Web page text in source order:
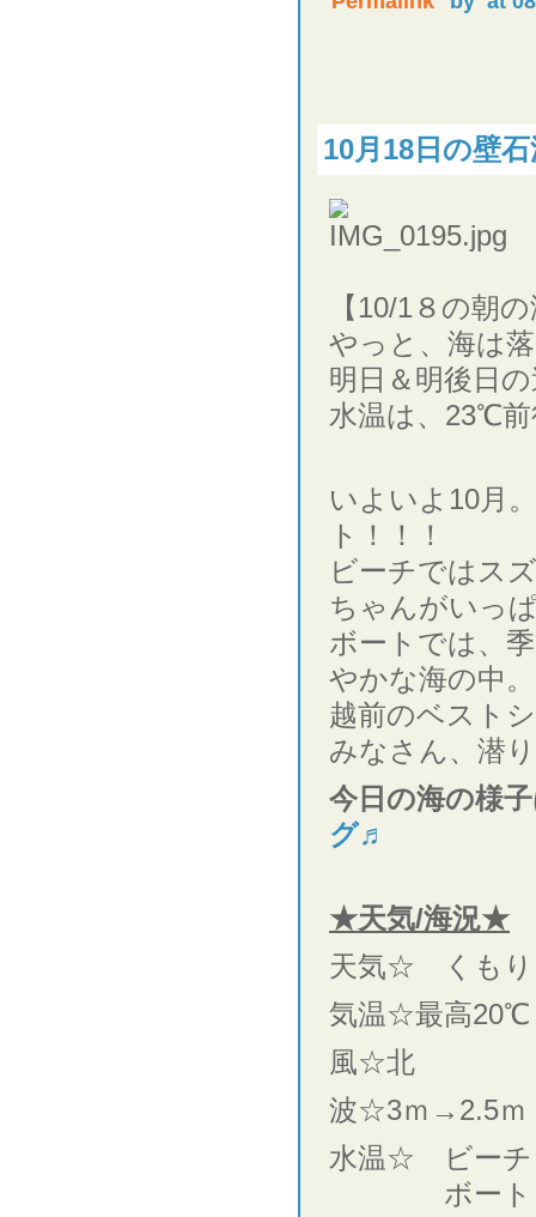
10月18日の壁
【10/1８の朝
やっと、海は
明日＆明後日
水温は、23℃
いよいよ10月
ト！！！
ビーチではス
ちゃんがいっ
ボートでは、
やかな海の中。
越前のベスト
みなさん、潜
今日の海の様
グ♬
★天気/海況★
天気☆ くもり
気温☆最高
風☆北
波☆3ｍ→2.5ｍ
水温☆ ビー
ボート 水